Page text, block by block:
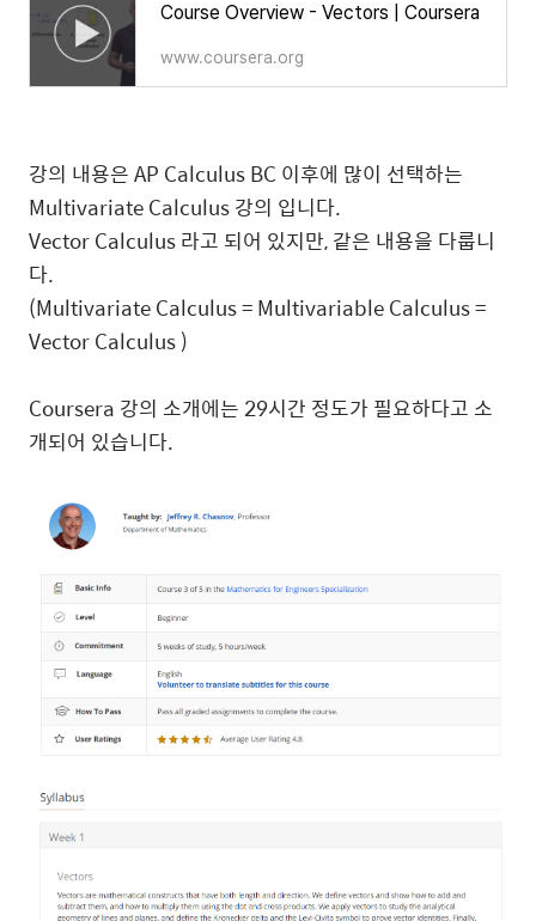
Course Overview - Vectors | Coursera
www.coursera.org
강의 내용은 AP Calculus BC 이후에 많이 선택하는
Multivariate Calculus 강의 입니다.
Vector Calculus 라고 되어 있지만, 같은 내용을 다룹니
다.
(Multivariate Calculus = Multivariable Calculus =
Vector Calculus )
Coursera 강의 소개에는 29시간 정도가 필요하다고 소
개되어 있습니다.